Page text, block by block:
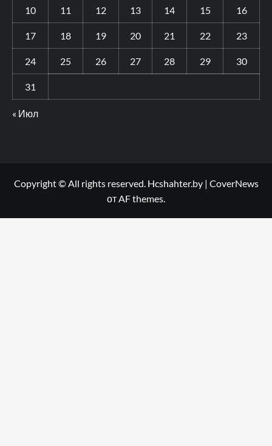
10 11 12 13 14 15 16
17 18 19 20 21 22 23
24 25 26 27 28 29 30
31
« Июл
Copyright © All rights reserved. Hcshahter.by | CoverNews
от AF themes.